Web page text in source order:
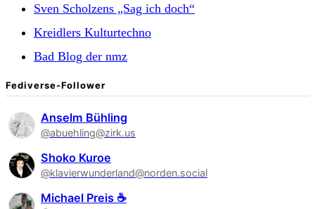
Sven Scholzens „Sag ich doch“
Kreidlers Kulturtechno
Bad Blog der nmz
Fediverse-Follower
Anselm Bühling
@abuehling@zirk.us
Shoko Kuroe
@klavierwunderland@norden.social
Michael Preis ☕